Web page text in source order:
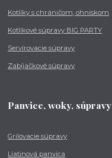
Kotlíky s chráničom, ohniskom
Kotlíkové súpravy BIG PARTY
Servírovacie súpravy
Zabíjačkové súpravy
Panvice, woky, súpravy
Grilovacie súpravy
Liatinová panvica